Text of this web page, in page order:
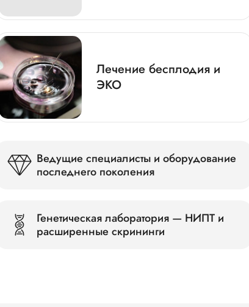
Лечение бесплодия и
ЭКО
Ведущие специалисты и оборудование
последнего поколения
Генетическая лаборатория — НИПТ и
расширенные скрининги